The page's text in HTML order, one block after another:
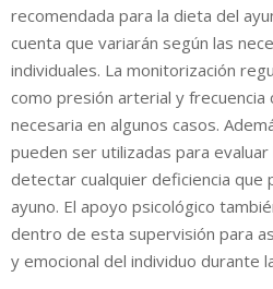
recomendada para la dieta del
cuenta que variarán según las
individuales. La monitorización
como presión arterial y frecuencia
necesaria en algunos casos.
pueden ser utilizadas para
detectar cualquier deficiencia que
ayuno. El apoyo psicológico
dentro de esta supervisión para
y emocional del individuo durante